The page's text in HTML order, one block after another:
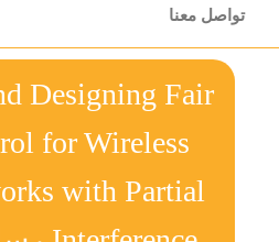
تواصل معنا
Designing Fair
for Wireless
with Partial